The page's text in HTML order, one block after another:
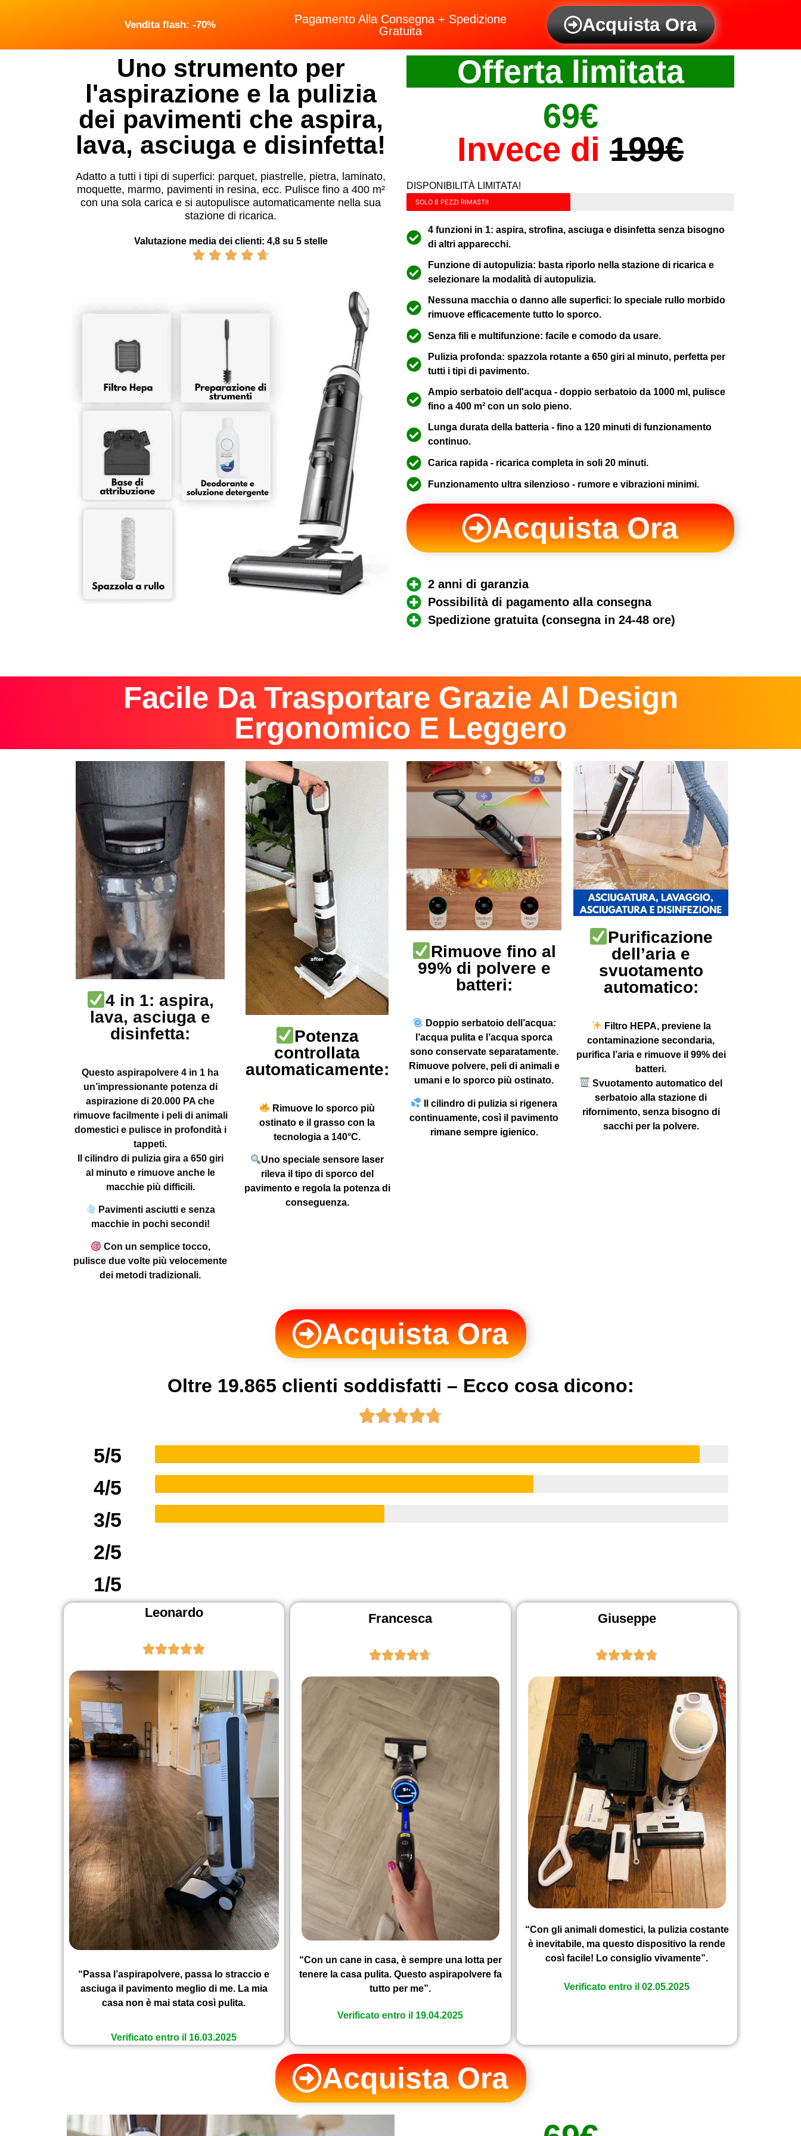
Vendita flash: -70%
Pagamento Alla Consegna + Spedizione
Gratuita
Acquista Ora
Uno strumento per
l'aspirazione e la pulizia
dei pavimenti che aspira,
lava, asciuga e disinfetta!
Adatto a tutti i tipi di superfici: parquet, piastrelle, pietra, laminato,
moquette, marmo, pavimenti in resina, ecc. Pulisce fino a 400 m²
con una sola carica e si autopulisce automaticamente nella sua
stazione di ricarica.
Valutazione media dei clienti: 4,8 su 5 stelle
Offerta limitata
69€
Invece di 199€
DISPONIBILITÀ LIMITATA!
SOLO 8 PEZZI RIMASTI!
4 funzioni in 1: aspira, strofina, asciuga e disinfetta senza bisogno
di altri apparecchi.
Funzione di autopulizia: basta riporlo nella stazione di ricarica e
selezionare la modalità di autopulizia.
Nessuna macchia o danno alle superfici: lo speciale rullo morbido
rimuove efficacemente tutto lo sporco.
Senza fili e multifunzione: facile e comodo da usare.
Pulizia profonda: spazzola rotante a 650 giri al minuto, perfetta per
tutti i tipi di pavimento.
Ampio serbatoio dell'acqua - doppio serbatoio da 1000 ml, pulisce
fino a 400 m² con un solo pieno.
Lunga durata della batteria - fino a 120 minuti di funzionamento
continuo.
Carica rapida - ricarica completa in soli 20 minuti.
Funzionamento ultra silenzioso - rumore e vibrazioni minimi.
Acquista Ora
2 anni di garanzia
Possibilità di pagamento alla consegna
Spedizione gratuita (consegna in 24-48 ore)
Facile Da Trasportare Grazie Al Design
Ergonomico E Leggero
4 in 1: aspira,
lava, asciuga e
disinfetta:
Questo aspirapolvere 4 in 1 ha
un’impressionante potenza di
aspirazione di 20.000 PA che
rimuove facilmente i peli di animali
domestici e pulisce in profondità i
tappeti.
Il cilindro di pulizia gira a 650 giri
al minuto e rimuove anche le
macchie più difficili.
Pavimenti asciutti e senza
macchie in pochi secondi!
Con un semplice tocco,
pulisce due volte più velocemente
dei metodi tradizionali.
Potenza
controllata
automaticamente:
Rimuove lo sporco più
ostinato e il grasso con la
tecnologia a 140°C.
Uno speciale sensore laser
rileva il tipo di sporco del
pavimento e regola la potenza di
conseguenza.
Rimuove fino al
99% di polvere e
batteri:
Doppio serbatoio dell’acqua:
l’acqua pulita e l’acqua sporca
sono conservate separatamente.
Rimuove polvere, peli di animali e
umani e lo sporco più ostinato.
Il cilindro di pulizia si rigenera
continuamente, così il pavimento
rimane sempre igienico.
Purificazione
dell’aria e
svuotamento
automatico:
Filtro HEPA, previene la
contaminazione secondaria,
purifica l’aria e rimuove il 99% dei
batteri.
Svuotamento automatico del
serbatoio alla stazione di
rifornimento, senza bisogno di
sacchi per la polvere.
Acquista Ora
Oltre 19.865 clienti soddisfatti – Ecco cosa dicono:
5/5
4/5
3/5
2/5
1/5
Leonardo
“Passa l’aspirapolvere, passa lo straccio e
asciuga il pavimento meglio di me. La mia
casa non è mai stata così pulita.
Verificato entro il 16.03.2025
Francesca
“Con un cane in casa, è sempre una lotta per
tenere la casa pulita. Questo aspirapolvere fa
tutto per me”.
Verificato entro il 19.04.2025
Giuseppe
“Con gli animali domestici, la pulizia costante
è inevitabile, ma questo dispositivo la rende
così facile! Lo consiglio vivamente”.
Verificato entro il 02.05.2025
Acquista Ora